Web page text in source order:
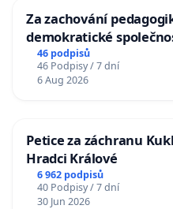
Za zachování
demokratické
46 podpisů
46 Podpisy / 7 dní
6 Aug 2026
Petice za záchranu
Hradci Králové
6 962 podpisů
40 Podpisy / 7 dní
30 Jun 2026